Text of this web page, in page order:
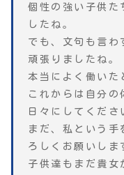
個性の強い子供た
したね。
でも、文句も言わ
頑張りましたね。
本当によく働いた
これからは自分の
日々にしてくださ
まだ、私という手
ろしくお願いしま
子供達もまだ貴女